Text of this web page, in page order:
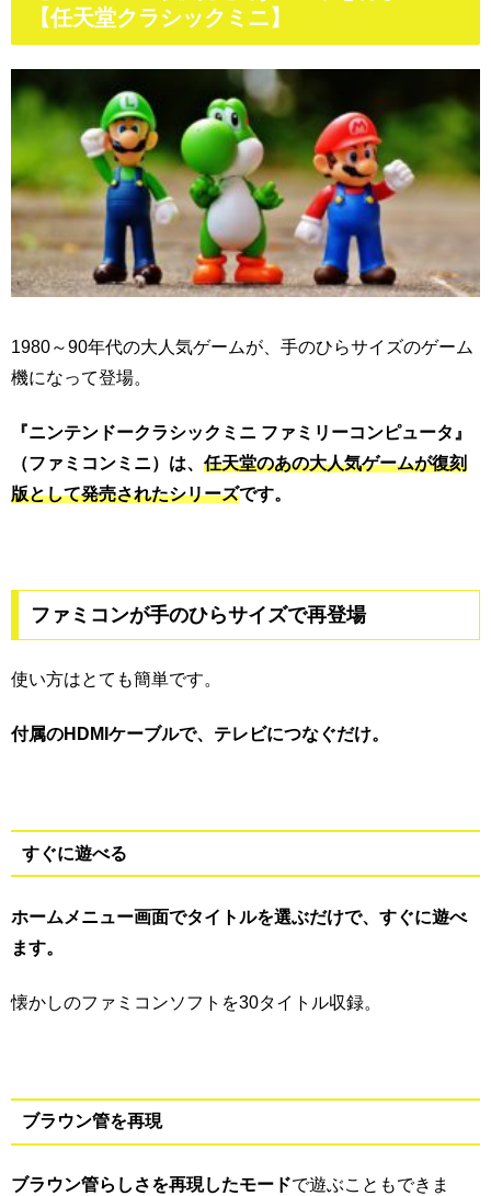
【任天堂クラシックミニ】
1980～90年代の大人気ゲームが、手のひらサイズのゲーム
機になって登場。
『ニンテンドークラシックミニ ファミリーコンピュータ』
（ファミコンミニ）は、 任天堂のあの大人気ゲームが復刻
版として発売されたシリーズです。
ファミコンが手のひらサイズで再登場
使い方はとても簡単です。
付属のHDMIケーブルで、テレビにつなぐだけ。
すぐに遊べる
ホームメニュー画面でタイトルを選ぶだけで、すぐに遊べ
ます。
懐かしのファミコンソフトを30タイトル収録。
ブラウン管を再現
ブラウン管らしさを再現したモードで遊ぶこともできま